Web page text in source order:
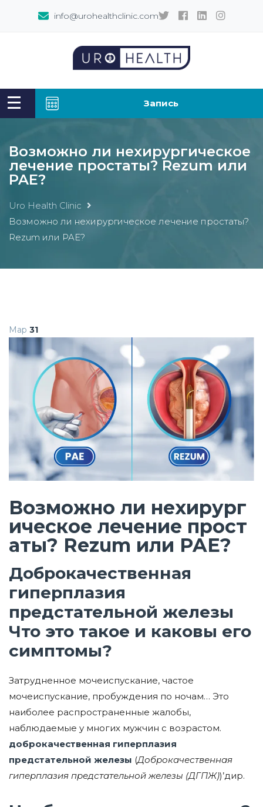
info@urohealthclinic.com
Запись
Возможно ли нехирургическое
лечение простаты? Rezum или
PAE?
Uro Health Clinic
Возможно ли нехирургическое лечение простаты?
Rezum или PAE?
Мар 31
Возможно ли нехирург
ическое лечение прост
аты? Rezum или PAE?
Доброкачественная
гиперплазия
предстательной железы
Что это такое и каковы его
симптомы?
Затрудненное мочеиспускание, частое
мочеиспускание, пробуждения по ночам… Это
наиболее распространенные жалобы,
наблюдаемые у многих мужчин с возрастом.
доброкачественная гиперплазия
предстательной железы (Доброкачественная
гиперплазия предстательной железы (ДГПЖ))’дир.